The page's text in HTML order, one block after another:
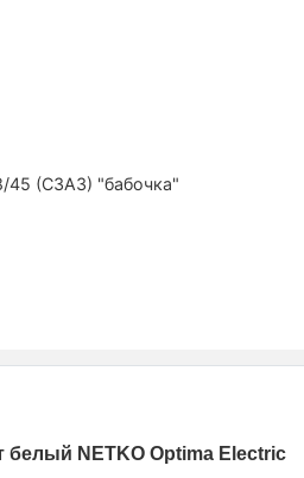
45 (СЗАЗ) "бабочка"
белый NETKO Optima Electric